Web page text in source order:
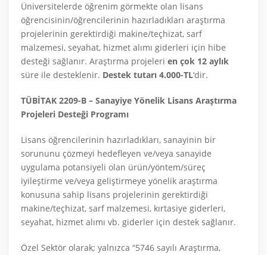
Üniversitelerde öğrenim görmekte olan lisans
öğrencisinin/öğrencilerinin hazırladıkları araştırma
projelerinin gerektirdiği makine/teçhizat, sarf
malzemesi, seyahat, hizmet alımı giderleri için hibe
desteği sağlanır. Araştırma projeleri en çok 12 aylık
süre ile desteklenir. Destek tutarı 4.000-TL‘dir.
TÜBİTAK 2209-B – Sanayiye Yönelik Lisans Araştırma
Projeleri Desteği Programı
Lisans öğrencilerinin hazırladıkları, sanayinin bir
sorununu çözmeyi hedefleyen ve/veya sanayide
uygulama potansiyeli olan ürün/yöntem/süreç
iyileştirme ve/veya geliştirmeye yönelik araştırma
konusuna sahip lisans projelerinin gerektirdiği
makine/teçhizat, sarf malzemesi, kırtasiye giderleri,
seyahat, hizmet alımı vb. giderler için destek sağlanır.
Özel Sektör olarak; yalnızca “5746 sayılı Araştırma,